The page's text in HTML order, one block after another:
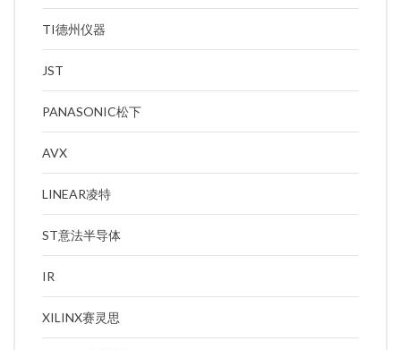
TI德州仪器
JST
PANASONIC松下
AVX
LINEAR凌特
ST意法半导体
IR
XILINX赛灵思